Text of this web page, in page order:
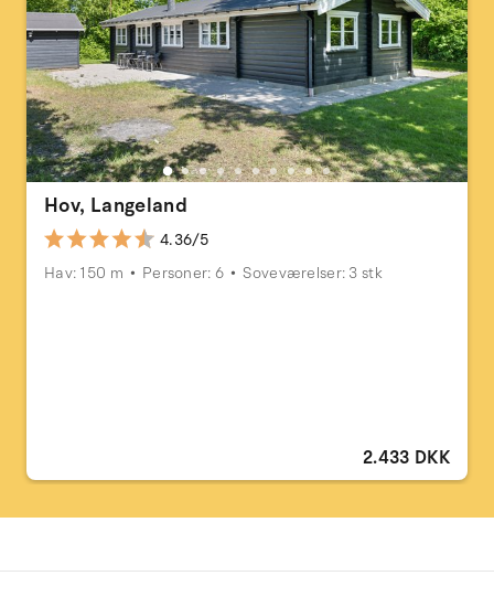
Hov, Langeland
4.36/5
Hav: 150 m
Personer: 6 Soveværelser: 3 stk
2.433 DKK